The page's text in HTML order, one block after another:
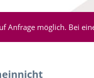
Anfrage möglich. Bei